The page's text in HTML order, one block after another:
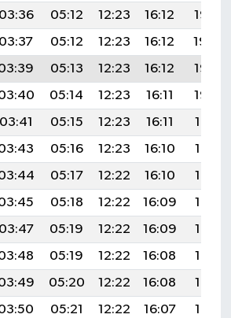
03:36 05:12 12:23 16:12
19:25
03:37 05:12 12:23 16:12
19:24
05:13 12:23 16:12
19:23
05:14 12:23 16:11
19:22
03:41 05:15 12:23 16:11
19:21
05:16 12:23 16:10
19:19
05:17 12:22 16:10
19:18
05:18 12:22 16:09
19:17
03:47 05:19 12:22 16:09
19:16
05:19 12:22 16:08
19:14
05:20 12:22 16:08
19:13
05:21 12:22 16:07
19:12